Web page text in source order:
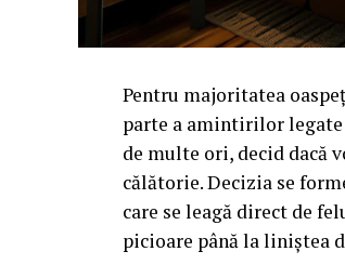
Pentru majoritatea
parte a amintirilor legate
de multe ori, decid dacă
călătorie. Decizia se
care se leagă direct de
picioare până la liniștea